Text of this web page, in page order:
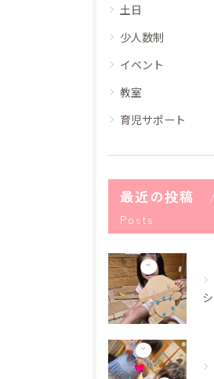
土日
少人数制
イベント
教室
育児サポート
最近の投稿
Posts